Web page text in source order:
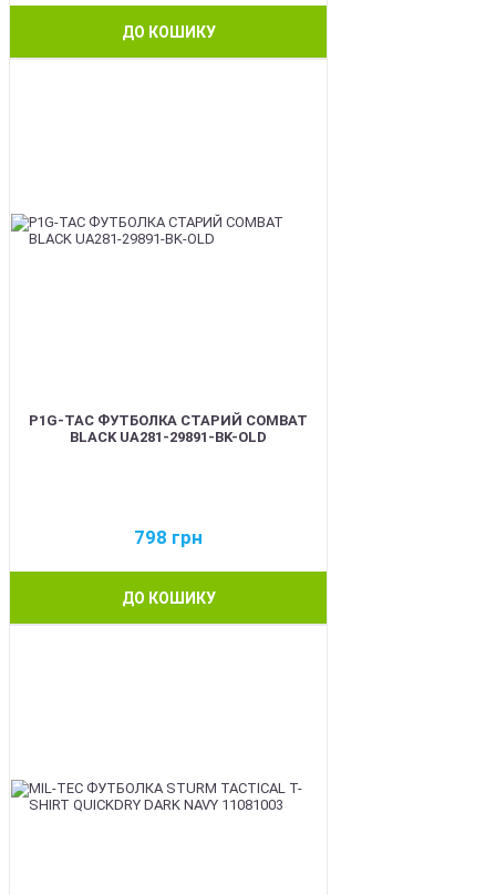
ДО КОШИКУ
P1G-TAC ФУТБОЛКА СТАРИЙ COMBAT
BLACK UA281-29891-BK-OLD
798 грн
ДО КОШИКУ